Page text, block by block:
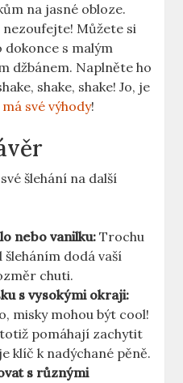
na jasné obloze.
nezoufejte! Můžete si
​dokonce s malým​
džbánem. Naplněte ho​
shake, shake! Jo, je
má své výhody!
šlehání na další
nebo vanilku: Trochu
šleháním ⁢dodá‌ vaší
chuti.
s vysokými okraji:
misky mohou být cool!
pomáhají zachytit
klíč ⁢k nadýchané pěně.
s různými